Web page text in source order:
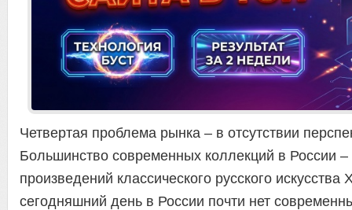
Четвертая проблема рынка – в отсутствии
Большинство современных коллекций в России –
произведений классического русского
сегодняшний день в России почти нет